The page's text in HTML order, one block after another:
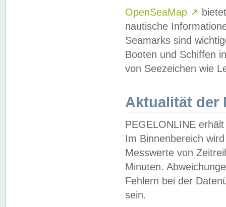
OpenSeaMap ↗
nautische
Seamarks sind
Booten und Schiffen
von Seezeichen wie
Aktualität der
PEGELONLINE
Im Binnenbereich
Messwerte von
Minuten.
Fehlern bei der
sein.